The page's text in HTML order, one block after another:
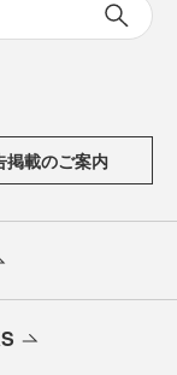
掲載のご案内